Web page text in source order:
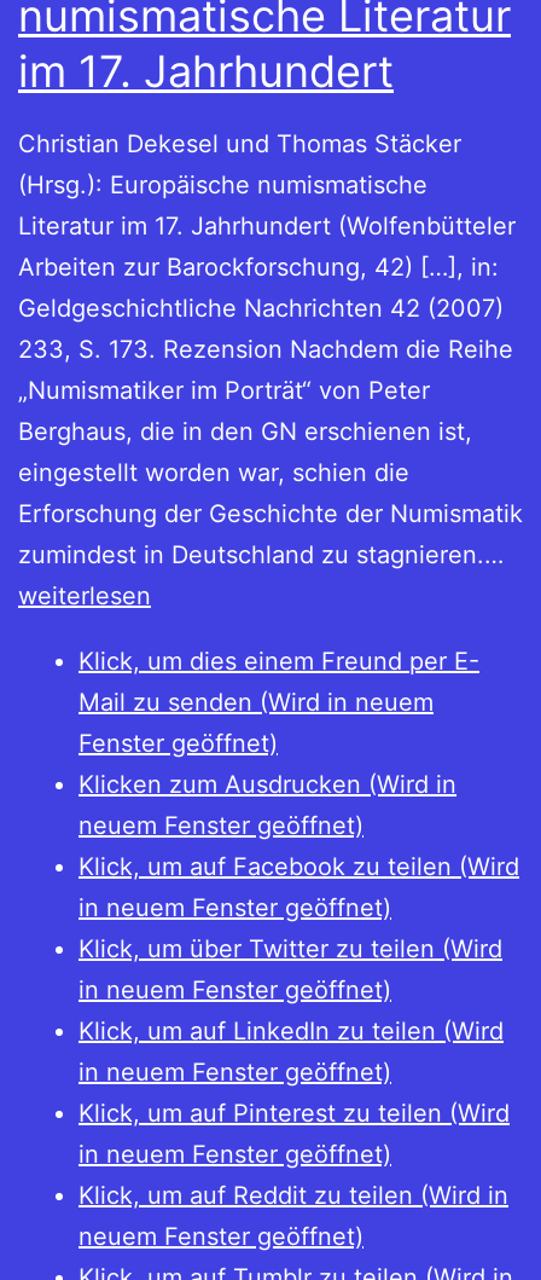
numismatische Literatur
im 17. Jahrhundert
Christian Dekesel und Thomas Stäcker
(Hrsg.): Europäische numismatische
Literatur im 17. Jahrhundert (Wolfenbütteler
Arbeiten zur Barockforschung, 42) […], in:
Geldgeschichtliche Nachrichten 42 (2007)
233, S. 173. Rezension Nachdem die Reihe
„Numismatiker im Porträt“ von Peter
Berghaus, die in den GN erschienen ist,
eingestellt worden war, schien die
Erforschung der Geschichte der Numismatik
zumindest in Deutschland zu stagnieren.…
weiterlesen
Klick, um dies einem Freund per E-
Mail zu senden (Wird in neuem
Fenster geöffnet)
Klicken zum Ausdrucken (Wird in
neuem Fenster geöffnet)
Klick, um auf Facebook zu teilen (Wird
in neuem Fenster geöffnet)
Klick, um über Twitter zu teilen (Wird
in neuem Fenster geöffnet)
Klick, um auf LinkedIn zu teilen (Wird
in neuem Fenster geöffnet)
Klick, um auf Pinterest zu teilen (Wird
in neuem Fenster geöffnet)
Klick, um auf Reddit zu teilen (Wird in
neuem Fenster geöffnet)